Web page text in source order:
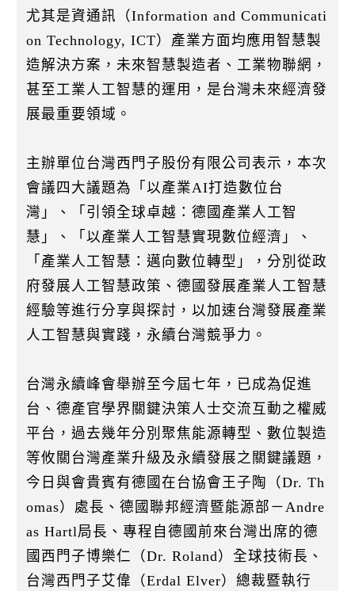
尤其是資通訊（Information and Communicati
on Technology, ICT）產業方面均應用智慧製
造解決方案，未來智慧製造者、工業物聯網，
甚至工業人工智慧的運用，是台灣未來經濟發
展最重要領域。
主辦單位台灣西門子股份有限公司表示，本次
會議四大議題為「以產業AI打造數位台
灣」、「引領全球卓越：德國產業人工智
慧」、「以產業人工智慧實現數位經濟」、
「產業人工智慧：邁向數位轉型」，分別從政
府發展人工智慧政策、德國發展產業人工智慧
經驗等進行分享與探討，以加速台灣發展產業
人工智慧與實踐，永續台灣競爭力。
台灣永續峰會舉辦至今屆七年，已成為促進
台、德產官學界關鍵決策人士交流互動之權威
平台，過去幾年分別聚焦能源轉型、數位製造
等攸關台灣產業升級及永續發展之關鍵議題，
今日與會貴賓有德國在台協會王子陶（Dr. Th
omas）處長、德國聯邦經濟暨能源部－Andre
as Hartl局長、專程自德國前來台灣出席的德
國西門子博樂仁（Dr. Roland）全球技術長、
台灣西門子艾偉（Erdal Elver）總裁暨執行